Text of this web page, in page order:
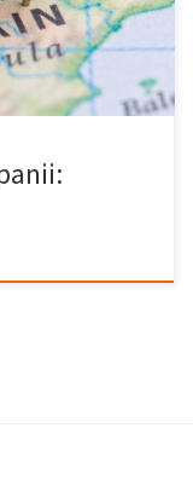
kosztowne